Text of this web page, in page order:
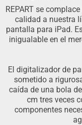
REPART se
calidad a nuestra
pantalla para iPad.
inigualable en el
El digitalizador de
sometido a
caída de una bola
cm tres veces
componentes